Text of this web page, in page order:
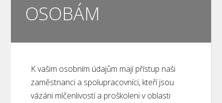
OSOBÁM
K vašim osobním údajům mají přístup naši
zaměstnanci a spolupracovníci, kteří jsou
vázáni mlčenlivostí a proškoleni v oblasti